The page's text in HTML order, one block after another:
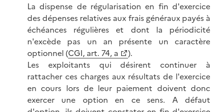
La dispense de régularisation en fin d'exercice
des dépenses relatives aux frais généraux payés à
échéances régulières et dont la périodicité
n'excède pas un an présente un caractère
optionnel (CGI, art. 74, a
).
Les exploitants qui désirent continuer à
rattacher ces charges aux résultats de l'exercice
en cours lors de leur paiement doivent donc
exercer une option en ce sens. A défaut